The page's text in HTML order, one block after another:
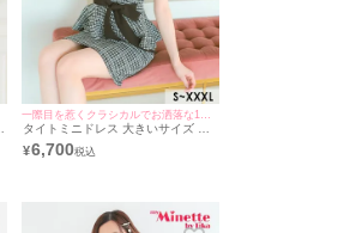
タイトミニドレス 大きいサイズ 大
人 ノースリーブ 上品 ストレッチ 千
鳥柄 ペプラム ウエストリボン ブラ
¥6,700